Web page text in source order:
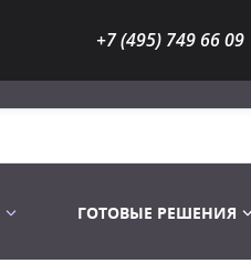
+7 (495) 749 66 09
ГОТОВЫЕ РЕШЕНИЯ